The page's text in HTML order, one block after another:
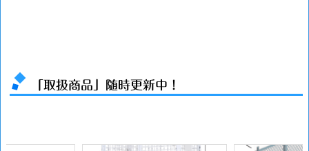
「取扱商品」随時更新中！